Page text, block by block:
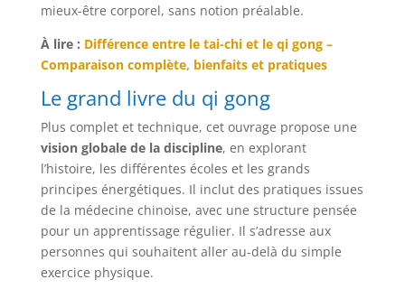
mieux-être corporel, sans notion préalable.
À lire : Différence entre le tai-chi et le qi gong –
Comparaison complète, bienfaits et pratiques
Le grand livre du qi gong
Plus complet et technique, cet ouvrage propose une
vision globale de la discipline, en explorant
l’histoire, les différentes écoles et les grands
principes énergétiques. Il inclut des pratiques issues
de la médecine chinoise, avec une structure pensée
pour un apprentissage régulier. Il s’adresse aux
personnes qui souhaitent aller au-delà du simple
exercice physique.